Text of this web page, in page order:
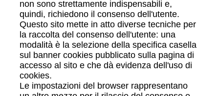
non sono strettamente indispensabili e,
quindi, richiedono il consenso dell'utente.
Questo sito mette in atto diverse tecniche per
la raccolta del consenso dell'utente: una
modalità è la selezione della specifica casella
sul banner cookies pubblicato sulla pagina di
accesso al sito e che dà evidenza dell'uso di
cookies.
Le impostazioni del browser rappresentano